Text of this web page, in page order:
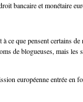
bancaire et monétaire
que pensent certains de
de blogueuses, mais les
européenne entrée